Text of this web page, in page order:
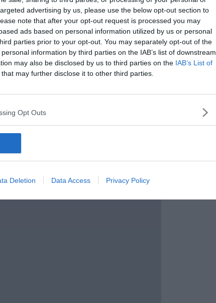
advertising by us, please use the below opt-out section to
note that after your opt-out request is processed you may
ads based on personal information utilized by us or personal
parties prior to your opt-out. You may separately opt-out of the
information by third parties on the IAB’s list of downstream
may also be disclosed by us to third parties on the IAB’s List of
that may further disclose it to other third parties.
Opt Outs
Deletion Data Access Privacy Policy